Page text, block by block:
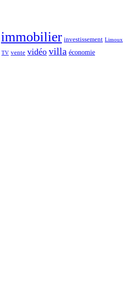
immobilier investissement Limoux
TV vente vidéo villa économie